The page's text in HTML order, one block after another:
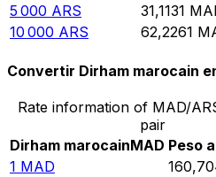
5 000 ARS 31,1131
10 000 ARS 62,2261
Convertir Dirham marocain
Rate information of MAD/
pair
Dirham marocainMAD Peso
1 MAD